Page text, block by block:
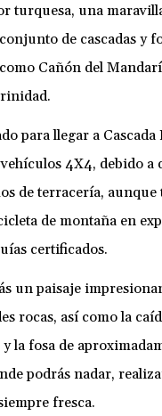
turquesa, una
de cascadas y
Cañón del
para llegar a Cascada
4X4, debido a
de terracería, aunque
de montaña en
certificados.
un paisaje
rocas, así como la
y la fosa de
podrás nadar,
fresca.